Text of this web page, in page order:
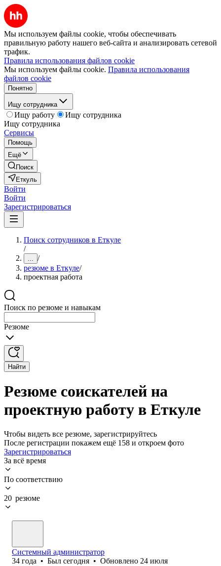
Мы используем файлы cookie, чтобы обеспечивать
правильную работу нашего веб-сайта и анализировать сетевой
трафик.
Правила использования файлов cookie
Мы используем файлы cookie. Правила использования
файлов cookie
Понятно
Ищу сотрудника
Ищу работу
Ищу сотрудника
Ищу сотрудника
Сервисы
Помощь
Ещё
Поиск
Еткуль
Войти
Войти
Зарегистрироваться
Поиск сотрудников в Еткуле
/
... /
резюме в Еткуле/
проектная работа
Поиск по резюме и навыкам
Резюме
Найти
Резюме соискателей на
проектную работу в Еткуле
Чтобы видеть все резюме, зарегистрируйтесь
После регистрации покажем ещё 158 и откроем фото
Зарегистрироваться
За всё время
По соответствию
20 резюме
Системный администратор
34 года • Был сегодня • Обновлено 24 июля